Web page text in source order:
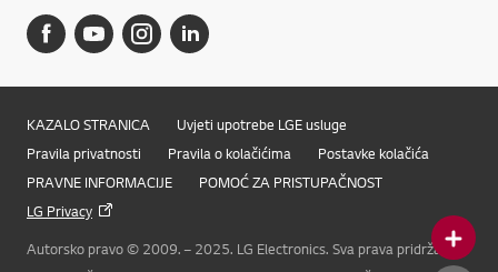
KAZALO STRANICA
Uvjeti upotrebe LGE usluge
Pravila privatnosti
Pravila o kolačićima
Postavke kolačića
PRAVNE INFORMACIJE
POMOĆ ZA PRISTUPAČNOST
LG Privacy
Autorsko pravo © 2009. – 2025. LG Electronics. Sva prava pridržana